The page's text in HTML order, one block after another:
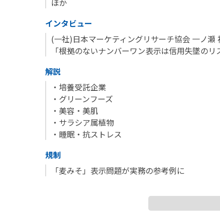
ほか
インタビュー
(一社)日本マーケティングリサーチ協会 一ノ瀬
「根拠のないナンバーワン表示は信用失墜のリ
解説
・培養受託企業
・グリーンフーズ
・美容・美肌
・サラシア属植物
・睡眠・抗ストレス
規制
「麦みそ」表示問題が実務の参考例に